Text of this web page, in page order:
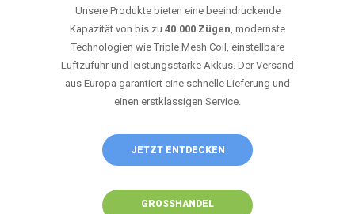
Unsere Produkte bieten eine beeindruckende
Kapazität von bis zu 40.000 Zügen, modernste
Technologien wie Triple Mesh Coil, einstellbare
Luftzufuhr und leistungsstarke Akkus. Der Versand
aus Europa garantiert eine schnelle Lieferung und
einen erstklassigen Service.
JETZT ENTDECKEN
GROSSHANDEL